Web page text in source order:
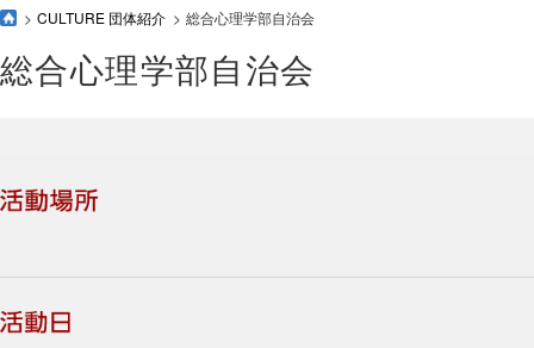
CULTURE 団体紹介 総合心理学部自治会
総合心理学部自治会